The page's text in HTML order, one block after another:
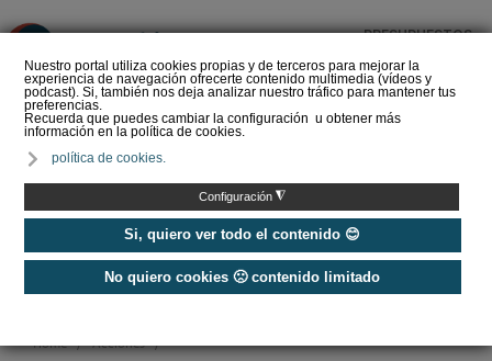
Nuestro portal utiliza cookies propias y de terceros para mejorar la
experiencia de navegación ofrecerte contenido multimedia (vídeos y
podcast). Si, también nos deja analizar nuestro tráfico para mantener tus
preferencias.
Recuerda que puedes cambiar la configuración u obtener más
información en la política de cookies.
política de cookies.
Configuración ◮
Si, quiero ver todo el contenido 😊
No quiero cookies 🙁 contenido limitado
PRESUPUESTOS
Nos unimos para poner en valor la profesión
#ComunidadInstalador
¡ÚNETE A LA CAMPAÑA!
Home / Acciones
/